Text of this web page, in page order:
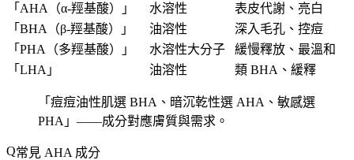
「 AHA（α-羥基酸） 」 水溶性
表皮代謝、亮白
「 BHA（β-羥基酸） 」 油溶性
深入毛孔、控痘
「 PHA（多羥基酸） 」 水溶性大分子
緩慢釋放、最溫和
「 LHA 」 油溶性 類 BHA、緩釋
「 痘痘油性肌選 BHA、暗沉乾性選 AHA、敏感選
PHA 」——成分對應膚質與需求。
常見 AHA 成分